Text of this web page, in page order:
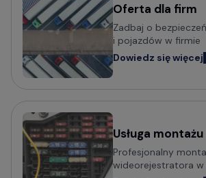
Wideorejestratory FITCAMX
Wideorejestratory BlackVue
Wideorejestratory FineVu
Wideorejestratory MBG Line
Potrzebujesz porady w
wideorejestratora?
Oferta dla firm
Zadbaj o
i pojazdów w firmie
Dowiedz się więcej
Usługa montażu
Profesjonalny
wideorejestratora w